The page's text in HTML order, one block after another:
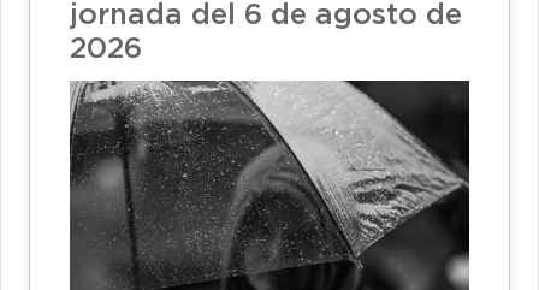
jornada del 6 de agosto de
2026